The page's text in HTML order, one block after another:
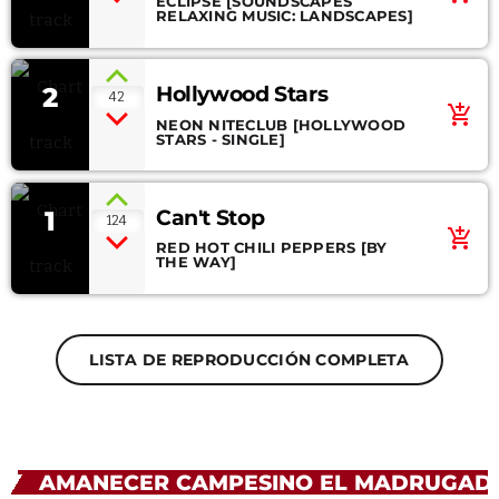
1 124 Can't Stop
RED HOT CHILI PEPPERS [BY
THE WAY]
add_shopping_cart
2 42 Hollywood Stars
NEON NITECLUB [HOLLYWOOD
STARS - SINGLE]
add_shopping_cart
RELAXING MUSIC: LANDSCAPES]
LISTA DE REPRODUCCIÓN COMPLETA
AMANECER CAMPESINO EL